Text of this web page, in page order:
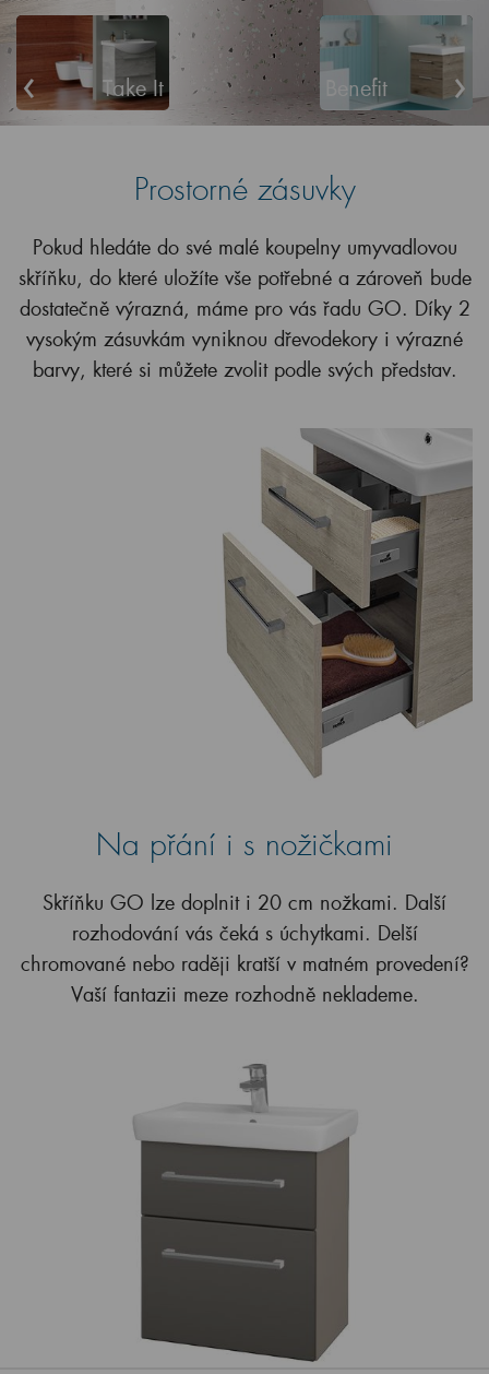
Take It
‹ Benefit ›
Prostorné zásuvky
Pokud hledáte do své malé koupelny umyvadlovou
skříňku, do které uložíte vše potřebné a zároveň bude
dostatečně výrazná, máme pro vás řadu GO. Díky 2
vysokým zásuvkám vyniknou dřevodekory i výrazné
barvy, které si můžete zvolit podle svých představ.
Na přání i s nožičkami
Skříňku GO lze doplnit i 20 cm nožkami. Další
rozhodování vás čeká s úchytkami. Delší
chromované nebo raději kratší v matném provedení?
Vaší fantazii meze rozhodně neklademe.